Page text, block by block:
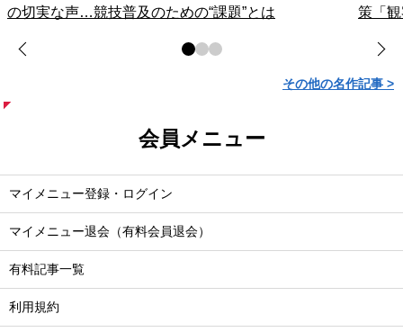
の切実な声…競技普及のための“課題”とは
策「
その他の名作記事 >
会員メニュー
マイメニュー登録・ログイン
マイメニュー退会（有料会員退会）
有料記事一覧
利用規約